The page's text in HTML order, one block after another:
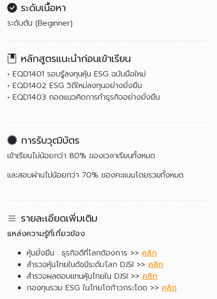
ระดับเนื้อหา
ระดับต้น (Beginner)
หลักสูตรแนะนำก่อนเข้าเรียน
• EQD1401 รอบรู้ลงทุนหุ้น ESG ฉบับมือใหม่
• EQD1402 ESG วิถีใหม่ลงทุนอย่างยั่งยืน
• EQD1403 ถอดแนวคิดการทำธุรกิจอย่างยั่งยืน
การรับวุฒิบัตร
เข้าเรียนไม่น้อยกว่า 80% ของเวลาเรียนทั้งหมด
และสอบผ่านไม่น้อยกว่า 70% ของคะแนนโดยรวมทั้งหมด
รายละเอียดเพิ่มเติม
แหล่งความรู้ที่เกี่ยวข้อง
หุ้นยั่งยืน : ธุรกิจดีที่โลกต้องการ >> คลิก
สำรวจหุ้นไทยในดัชนีระดับโลก DJSI >> คลิก
สำรวจผลตอบแทนหุ้นไทยใน DJSI >> คลิก
กองทุนรวม ESG ในไทยโตก้าวกระโดด >> คลิก